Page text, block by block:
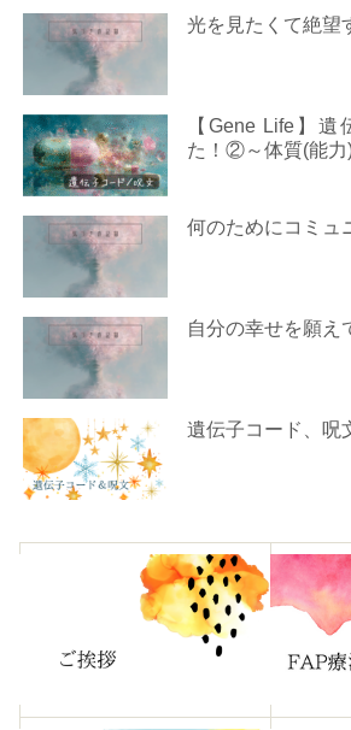
光を見たくて絶望
【Gene Life】
た！②～体質(能力
何のためにコミュ
自分の幸せを願え
遺伝子コード、呪